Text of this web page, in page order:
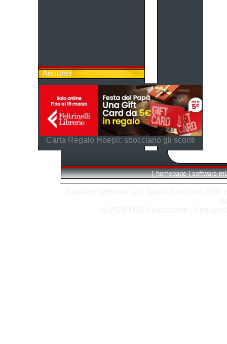
Annunci
Carta Regalo Hoepli: sbocciano gli sconti
[ homepage | software